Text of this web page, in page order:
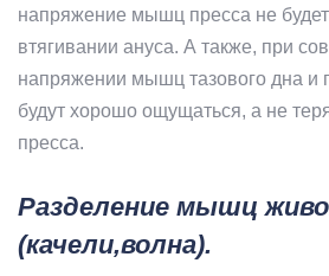
напряжение мышц пресса не
втягивании ануса. А также, при
напряжении мышц тазового дна и
будут хорошо ощущаться, а не
пресса.
Разделение мышц
(качели,волна).